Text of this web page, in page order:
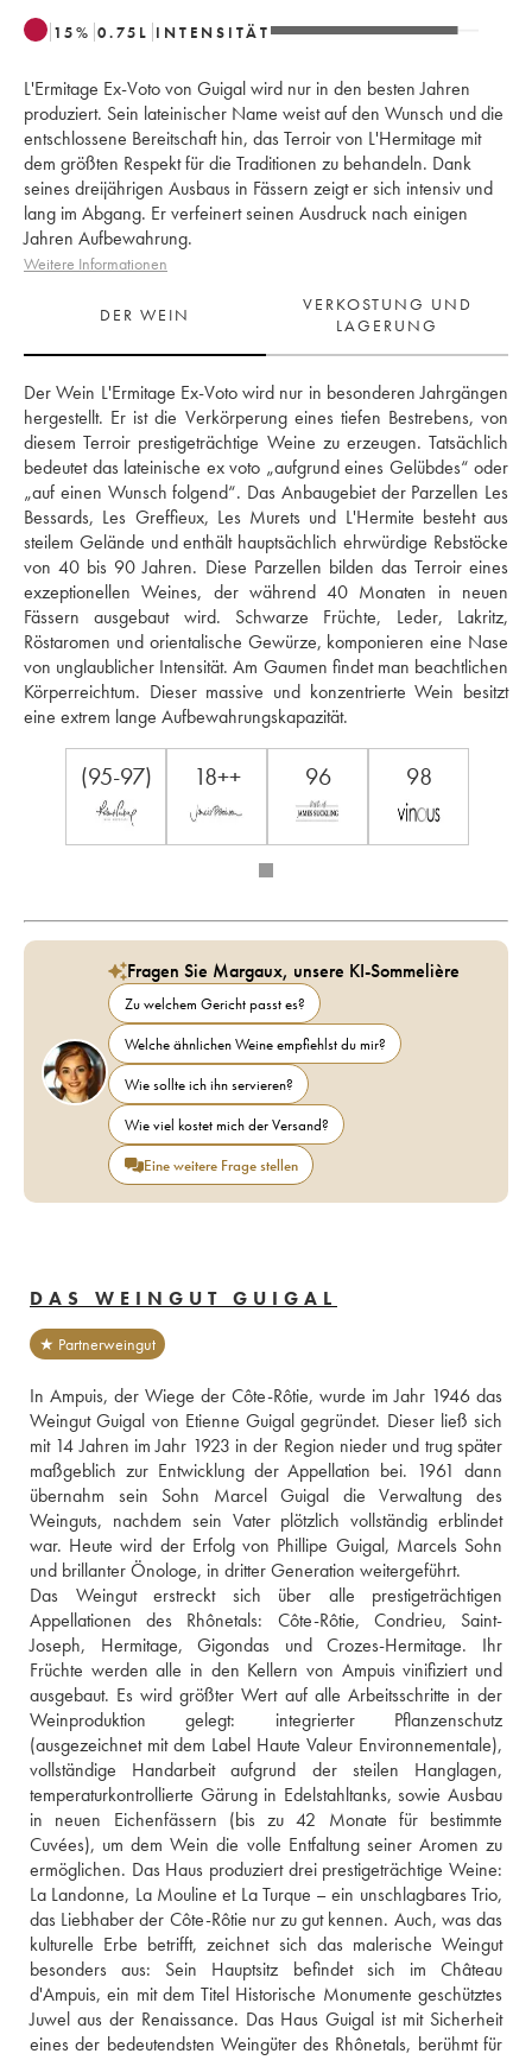
15% 0.75 L INTENSITÄT
L'Ermitage Ex-Voto von Guigal wird nur in den besten Jahren
produziert. Sein lateinischer Name weist auf den Wunsch und die
entschlossene Bereitschaft hin, das Terroir von L'Hermitage mit
dem größten Respekt für die Traditionen zu behandeln. Dank
seines dreijährigen Ausbaus in Fässern zeigt er sich intensiv und
lang im Abgang. Er verfeinert seinen Ausdruck nach einigen
Jahren Aufbewahrung.
Weitere Informationen
DER WEIN
VERKOSTUNG UND
LAGERUNG
Der Wein L'Ermitage Ex-Voto wird nur in besonderen Jahrgängen
hergestellt. Er ist die Verkörperung eines tiefen Bestrebens, von
diesem Terroir prestigeträchtige Weine zu erzeugen. Tatsächlich
bedeutet das lateinische ex voto „aufgrund eines Gelübdes“ oder
„auf einen Wunsch folgend“. Das Anbaugebiet der Parzellen Les
Bessards, Les Greffieux, Les Murets und L'Hermite besteht aus
steilem Gelände und enthält hauptsächlich ehrwürdige Rebstöcke
von 40 bis 90 Jahren. Diese Parzellen bilden das Terroir eines
exzeptionellen Weines, der während 40 Monaten in neuen
Fässern ausgebaut wird. Schwarze Früchte, Leder, Lakritz,
Röstaromen und orientalische Gewürze, komponieren eine Nase
von unglaublicher Intensität. Am Gaumen findet man beachtlichen
Körperreichtum. Dieser massive und konzentrierte Wein besitzt
eine extrem lange Aufbewahrungskapazität.
(95-97) 18++ 96 98
Fragen Sie Margaux, unsere KI-Sommelière
Zu welchem Gericht passt es?
Welche ähnlichen Weine empfiehlst du mir?
Wie sollte ich ihn servieren?
Wie viel kostet mich der Versand?
Eine weitere Frage stellen
DAS WEINGUT GUIGAL
★ Partnerweingut
In Ampuis, der Wiege der Côte-Rôtie, wurde im Jahr 1946 das
Weingut Guigal von Etienne Guigal gegründet. Dieser ließ sich
mit 14 Jahren im Jahr 1923 in der Region nieder und trug später
maßgeblich zur Entwicklung der Appellation bei. 1961 dann
übernahm sein Sohn Marcel Guigal die Verwaltung des
Weinguts, nachdem sein Vater plötzlich vollständig erblindet
war. Heute wird der Erfolg von Phillipe Guigal, Marcels Sohn
und brillanter Önologe, in dritter Generation weitergeführt.
Das Weingut erstreckt sich über alle prestigeträchtigen
Appellationen des Rhônetals: Côte-Rôtie, Condrieu, Saint-
Joseph, Hermitage, Gigondas und Crozes-Hermitage. Ihr
Früchte werden alle in den Kellern von Ampuis vinifiziert und
ausgebaut. Es wird größter Wert auf alle Arbeitsschritte in der
Weinproduktion gelegt: integrierter Pflanzenschutz
(ausgezeichnet mit dem Label Haute Valeur Environnementale),
vollständige Handarbeit aufgrund der steilen Hanglagen,
temperaturkontrollierte Gärung in Edelstahltanks, sowie Ausbau
in neuen Eichenfässern (bis zu 42 Monate für bestimmte
Cuvées), um dem Wein die volle Entfaltung seiner Aromen zu
ermöglichen. Das Haus produziert drei prestigeträchtige Weine:
La Landonne, La Mouline et La Turque – ein unschlagbares Trio,
das Liebhaber der Côte-Rôtie nur zu gut kennen. Auch, was das
kulturelle Erbe betrifft, zeichnet sich das malerische Weingut
besonders aus: Sein Hauptsitz befindet sich im Château
d'Ampuis, ein mit dem Titel Historische Monumente geschütztes
Juwel aus der Renaissance. Das Haus Guigal ist mit Sicherheit
eines der bedeutendsten Weingüter des Rhônetals, berühmt für